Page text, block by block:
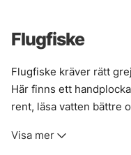
Flugfiske
Flugfiske kräver rätt
Här finns ett
rent, läsa vatten bättre
och linor till flugor,
Visa mer